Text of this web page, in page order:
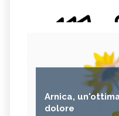
Arnica,
dolore